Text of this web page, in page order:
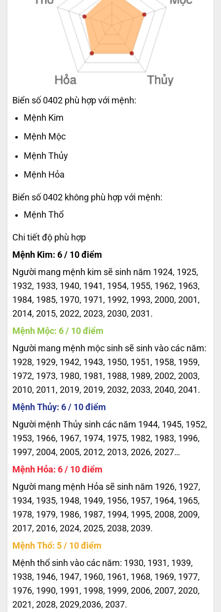
Biển số 0402 phù hợp với mệnh:
Mệnh Kim
Mệnh Mộc
Mệnh Thủy
Mệnh Hỏa
Biển số 0402 không phù hợp với mệnh:
Mệnh Thổ
Chi tiết độ phù hợp
Mệnh Kim: 6 / 10 điểm
Người mang mệnh kim sẽ sinh năm 1924, 1925,
1932, 1933, 1940, 1941, 1954, 1955, 1962, 1963,
1984, 1985, 1970, 1971, 1992, 1993, 2000, 2001,
2014, 2015, 2022, 2023, 2030, 2031.
Mệnh Mộc: 6 / 10 điểm
Người mang mệnh mộc sinh sẽ sinh vào các năm:
1928, 1929, 1942, 1943, 1950, 1951, 1958, 1959,
1972, 1973, 1980, 1981, 1988, 1989, 2002, 2003,
2010, 2011, 2019, 2019, 2032, 2033, 2040, 2041.
Mệnh Thủy: 6 / 10 điểm
Người mệnh Thủy sinh các năm 1944, 1945, 1952,
1953, 1966, 1967, 1974, 1975, 1982, 1983, 1996,
1997, 2004, 2005, 2012, 2013, 2026, 2027…
Mệnh Hỏa: 6 / 10 điểm
Người mang mệnh Hỏa sẽ sinh năm 1926, 1927,
1934, 1935, 1948, 1949, 1956, 1957, 1964, 1965,
1978, 1979, 1986, 1987, 1994, 1995, 2008, 2009,
2017, 2016, 2024, 2025, 2038, 2039.
Mệnh Thổ: 5 / 10 điểm
Mệnh thổ sinh vào các năm: 1930, 1931, 1939,
1938, 1946, 1947, 1960, 1961, 1968, 1969, 1977,
1976, 1990, 1991, 1998, 1999, 2006, 2007, 2020,
2021, 2028, 2029,2036, 2037.